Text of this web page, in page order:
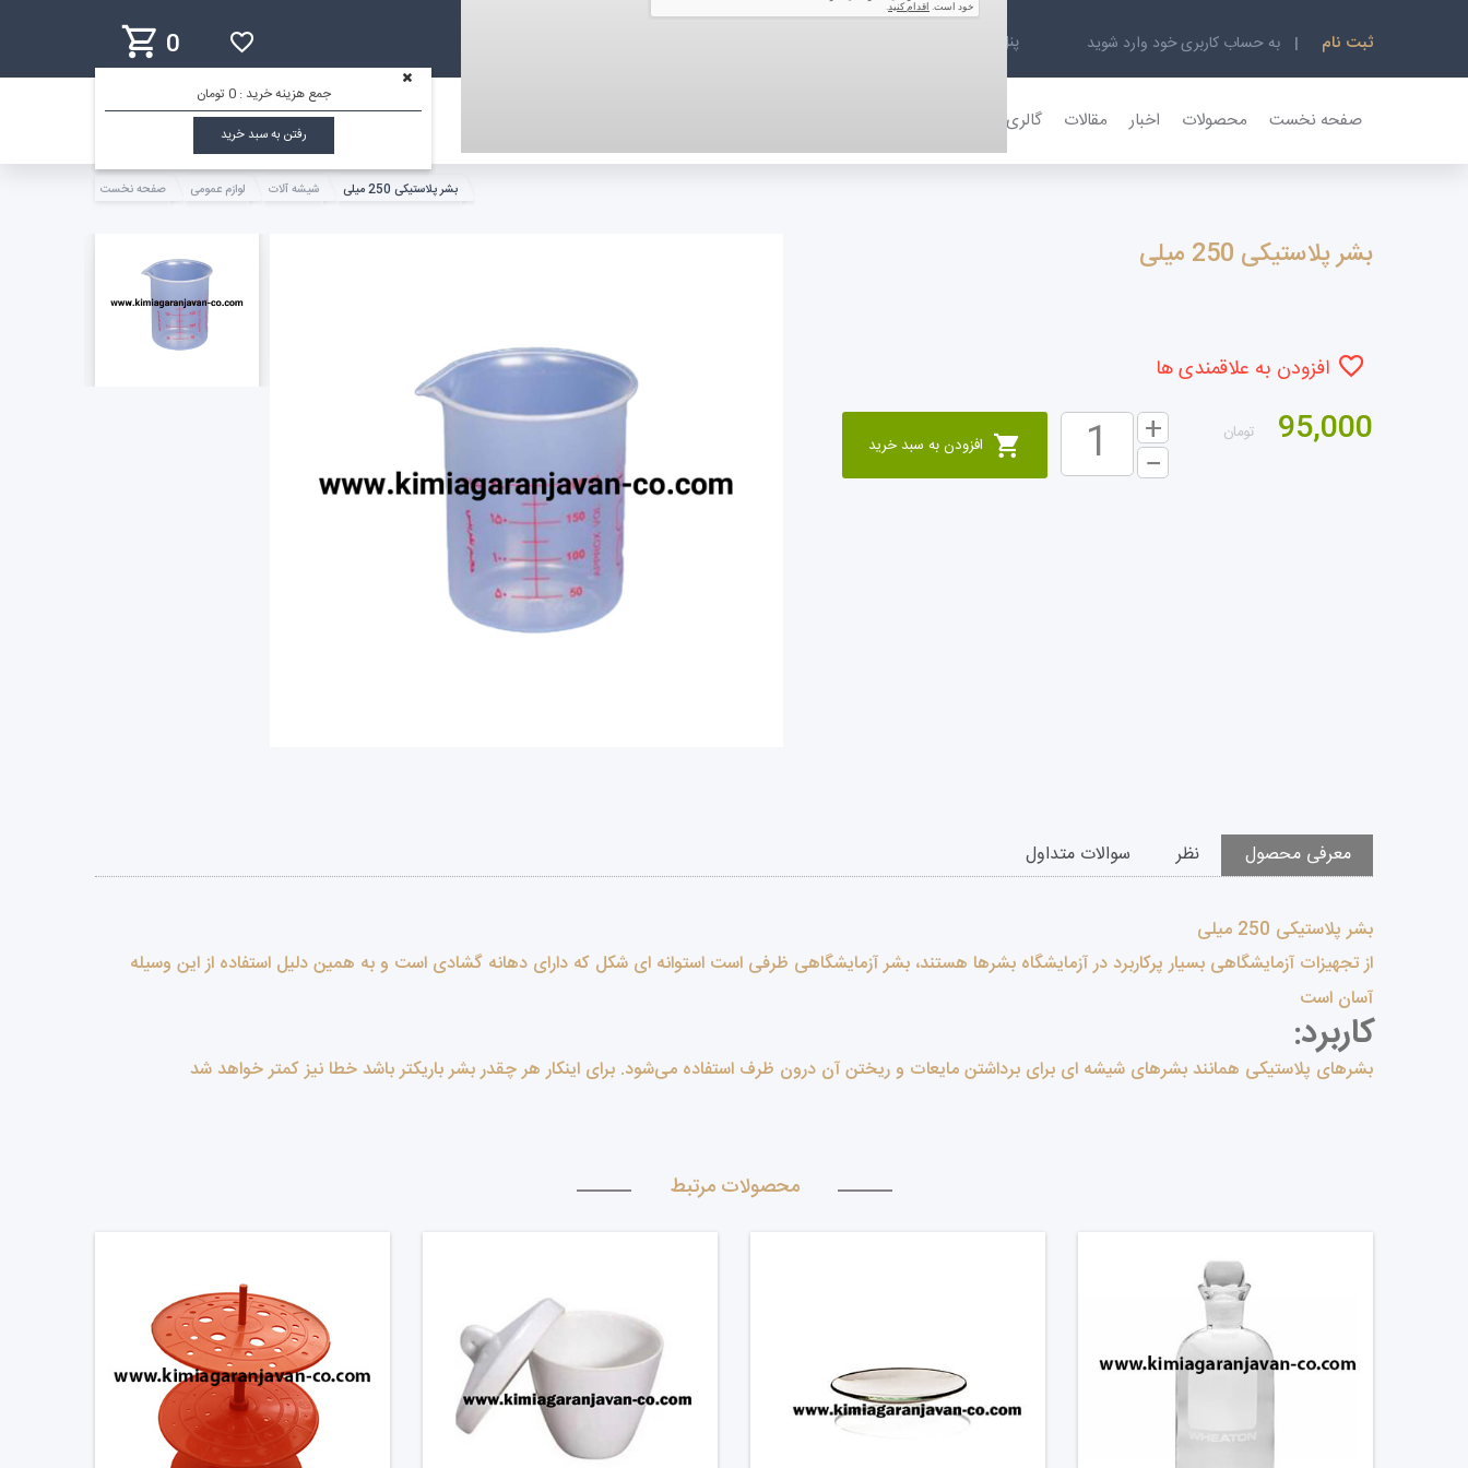
ثبت نام به حساب کاربری خود وارد شوید پنل کاربری 0
جمع هزینه خرید : 0 تومان
رفتن به سبد خرید
صفحه نخست محصولات اخبار مقالات گالری تصاویر
صفحه نخست لوازم عمومی شیشه آلات بشر پلاستیکی 250 میلی
بشر پلاستیکی 250 میلی
افزودن به علاقمندی ها
95,000 تومان
افزودن به سبد خرید
معرفی محصول نظر سوالات متداول
بشر پلاستیکی 250 میلی
از تجهیزات آزمایشگاهی بسیار پرکاربرد در آزمایشگاه بشرها هستند، بشر آزمایشگاهی ظرفی است استوانه ای شکل که دارای دهانه گشادی است و به همین دلیل استفاده از این وسیله
آسان است
کاربرد:
بشرهای پلاستیکی همانند بشرهای شیشه ای برای برداشتن مایعات و ریختن آن درون ظرف استفاده می‌شود. برای اینکار هر چقدر بشر باریکتر باشد خطا نیز کمتر خواهد شد
محصولات مرتبط